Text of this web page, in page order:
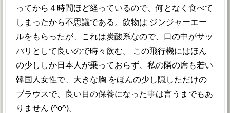
ってから４時間ほど経っているので、何となく食べて
しまったから不思議である。飲物は ジンジャーエー
ルをもらったが、これは炭酸系なので、口の中がサッ
パリとして良いので時々飲む。 この飛行機にはほん
の少ししか日本人が乗っておらず、私の隣の席も若い
韓国人女性で、大きな胸 をほんの少し隠しただけの
ブラウスで、良い目の保養になった事は言うまでもあ
りません (^o^)。